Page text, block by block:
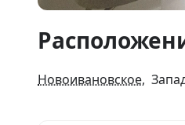
1
19
Новоивановское,